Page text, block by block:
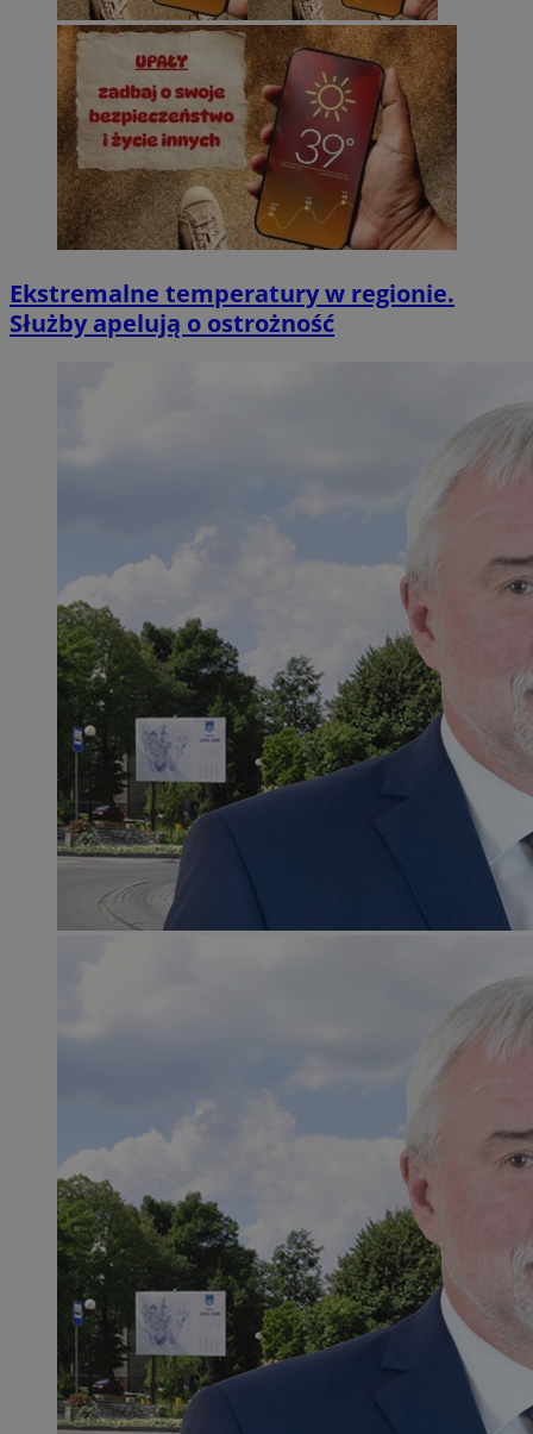
Ekstremalne temperatury w regionie.
Służby apelują o ostrożność